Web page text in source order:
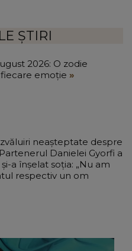
ȘTIRI
2026: O zodie
emoție
neașteptate despre
Danielei Gyorfi a
a înșelat soția: „Nu am
respectiv un om